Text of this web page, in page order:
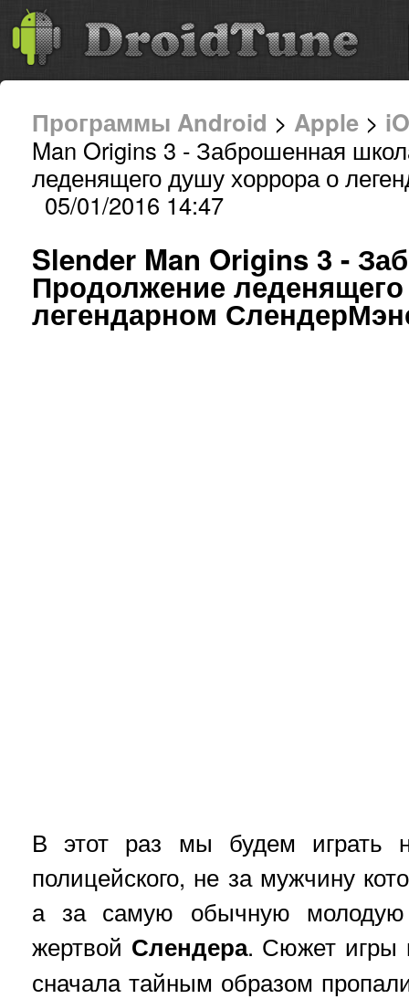
Программы Android > Apple >
Man Origins 3 - Заброшенная
леденящего душу хоррора о
05/01/2016 14:47
Slender Man Origins 3 -
Продолжение
легендарном
В этот раз мы будем играть
полицейского, не за мужчину
а за самую обычную молодую
жертвой Слендера. Сюжет игры
сначала тайным образом